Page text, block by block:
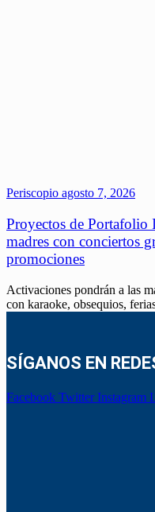
Periscopio agosto 7, 2026
Proyectos de Portafolio
madres con conciertos
promociones
Activaciones pondrán a las
con karaoke, obsequios,
SÍGANOS EN
Facebook Twitter Instagram